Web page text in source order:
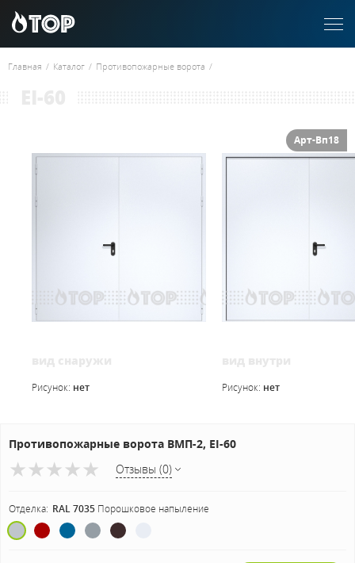
Главная / Каталог / Противопожарные ворота /
Рисунок: нет Рисунок: нет
Арт-Вп18
Противопожарные ворота ВМП-2, EI-60
Отзывы (0)
Отделка: RAL 7035 Порошковое напыление